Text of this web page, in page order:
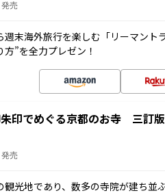
売
週末海外旅行を楽しむ「リーマント
”を全力プレゼン！
印でめぐる京都のお寺 三訂版
売
観光地であり、数多の寺院が建ち並